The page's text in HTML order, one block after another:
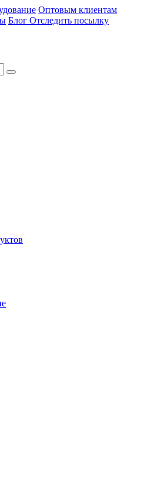
Оптовым клиентам
Блог Отследить посылку